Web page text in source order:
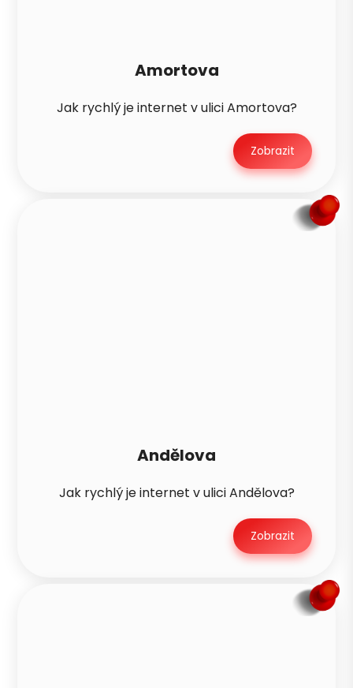
Amortova
Jak rychlý je internet v ulici Amortova?
Zobrazit
Andělova
Jak rychlý je internet v ulici Andělova?
Zobrazit